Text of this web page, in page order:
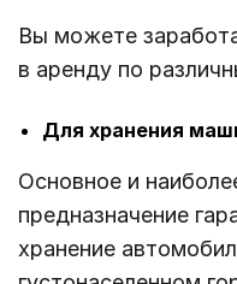
Вы можете
в аренду по
Для хранения
Основное и
предназначение
хранение